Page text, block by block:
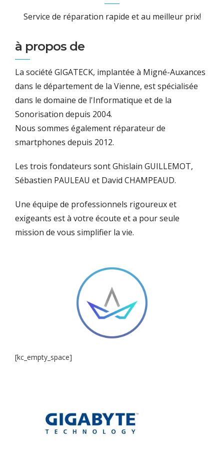
Service de réparation rapide et au meilleur prix!
à propos de
La société GIGATECK, implantée à Migné-Auxances
dans le département de la Vienne, est spécialisée
dans le domaine de l'Informatique et de la
Sonorisation depuis 2004.
Nous sommes également réparateur de
smartphones depuis 2012.
Les trois fondateurs sont Ghislain GUILLEMOT,
Sébastien PAULEAU et David CHAMPEAUD.
Une équipe de professionnels rigoureux et
exigeants est à votre écoute et a pour seule
mission de vous simplifier la vie.
[kc_empty_space]